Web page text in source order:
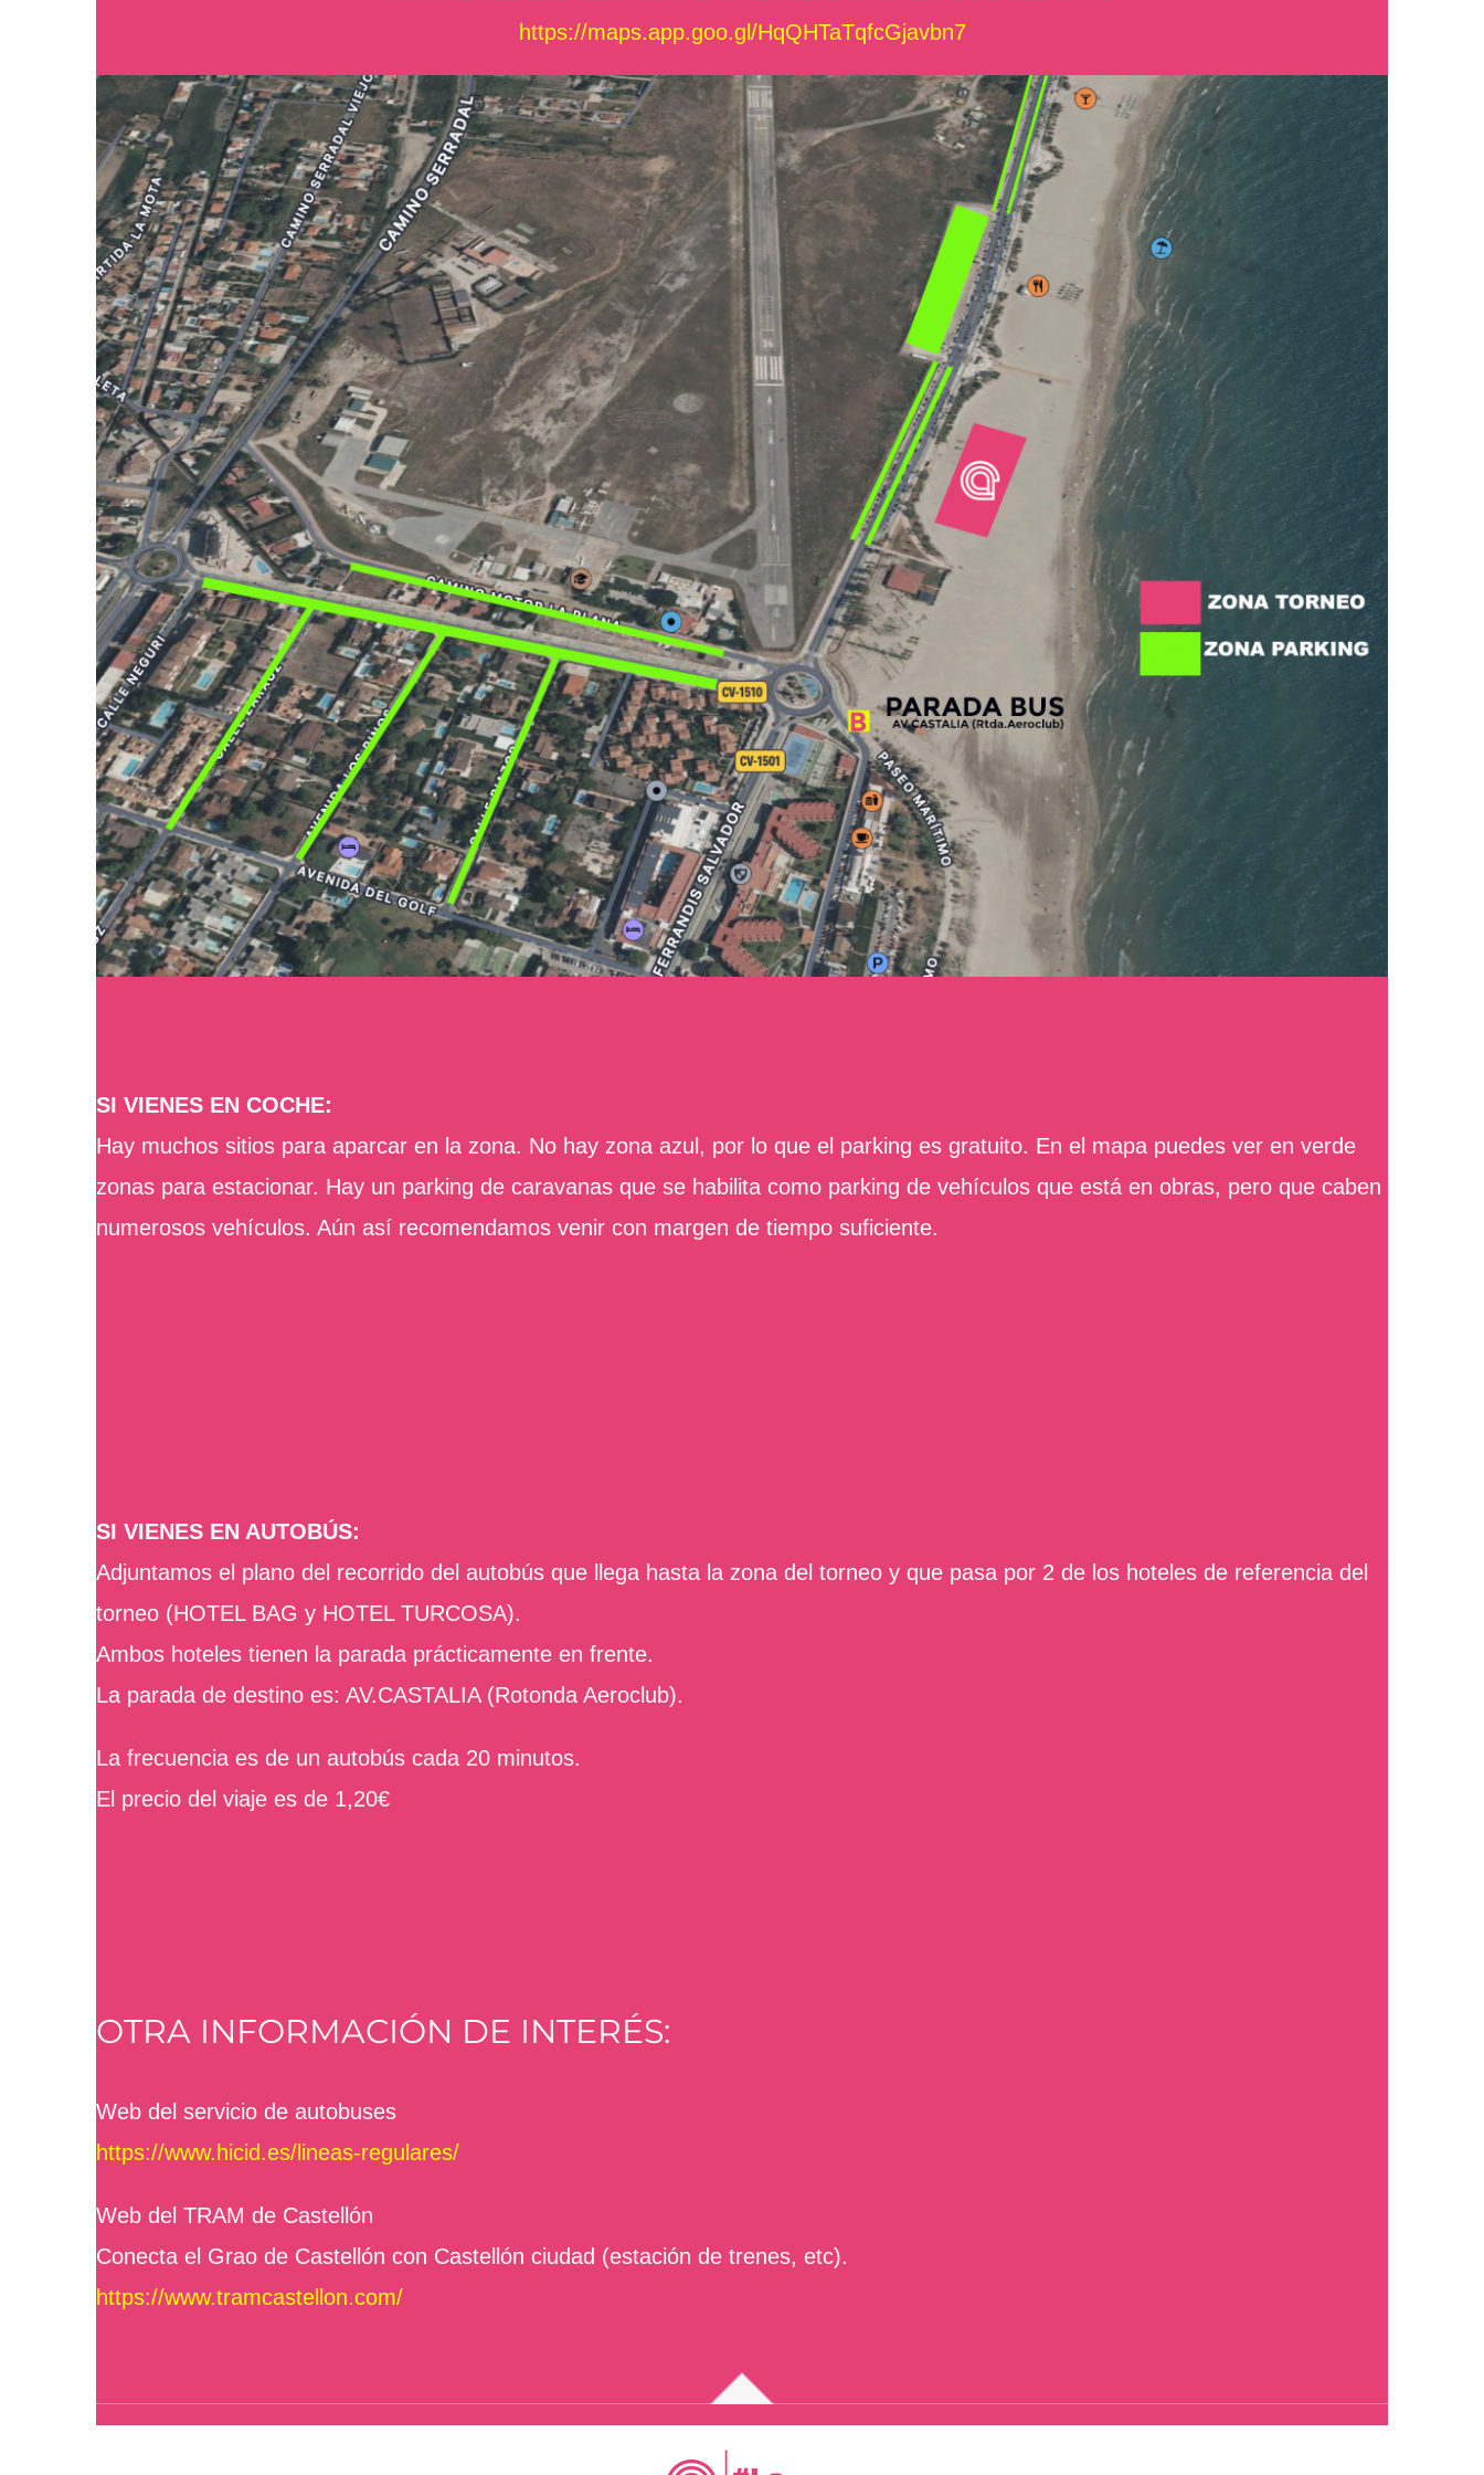
https://maps.app.goo.gl/HqQHTaTqfcGjavbn7
SI VIENES EN COCHE:
Hay muchos sitios para aparcar en la zona. No hay zona azul, por lo que el parking es gratuito. En el mapa puedes ver en verde
zonas para estacionar. Hay un parking de caravanas que se habilita como parking de vehículos que está en obras, pero que caben
numerosos vehículos. Aún así recomendamos venir con margen de tiempo suficiente.
SI VIENES EN AUTOBÚS:
Adjuntamos el plano del recorrido del autobús que llega hasta la zona del torneo y que pasa por 2 de los hoteles de referencia del
torneo (HOTEL BAG y HOTEL TURCOSA).
Ambos hoteles tienen la parada prácticamente en frente.
La parada de destino es: AV.CASTALIA (Rotonda Aeroclub).
La frecuencia es de un autobús cada 20 minutos.
El precio del viaje es de 1,20€
OTRA INFORMACIÓN DE INTERÉS:
Web del servicio de autobuses
https://www.hicid.es/lineas-regulares/
Web del TRAM de Castellón
Conecta el Grao de Castellón con Castellón ciudad (estación de trenes, etc).
https://www.tramcastellon.com/